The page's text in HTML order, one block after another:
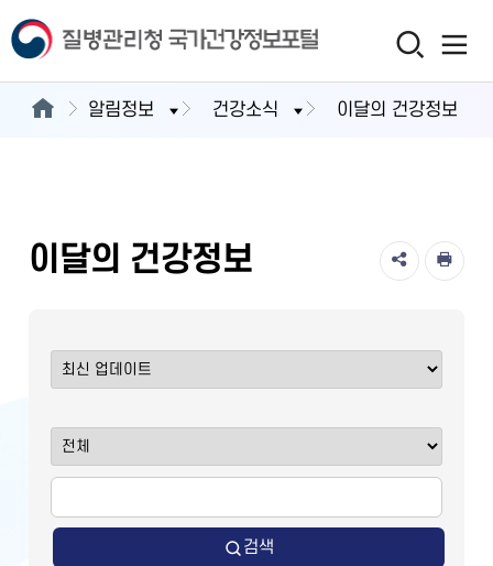
알림정보 건강소식 이달의 건강정보
이달의 건강정보
검색